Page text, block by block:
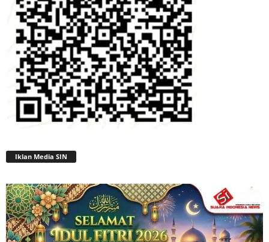
Iklan Media SIN